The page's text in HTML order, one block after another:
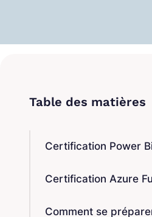
Certification Power
Certification Azure
Comment se